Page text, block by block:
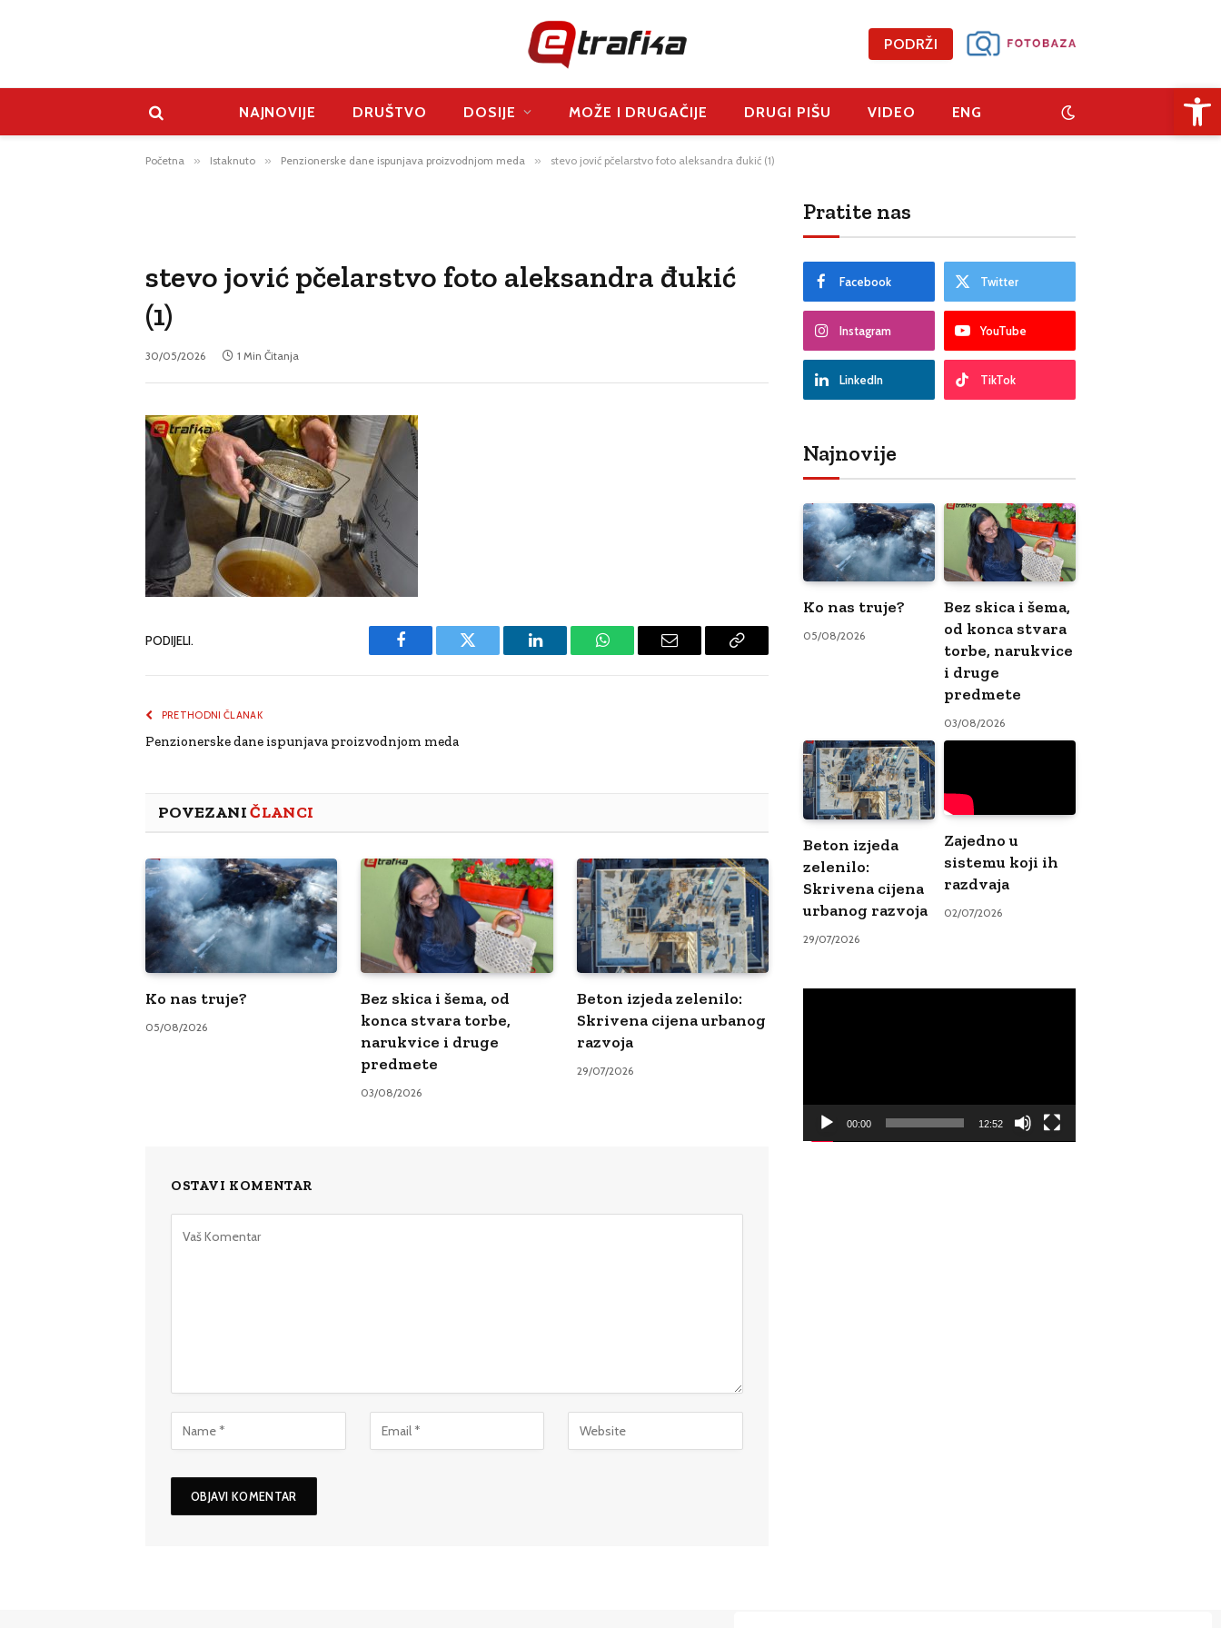
PODRŽI
NAJNOVIJE DRUŠTVO DOSIJE MOŽE I DRUGAČIJE DRUGI PIŠU VIDEO ENG
Početna » Istaknuto » Penzionerske dane ispunjava proizvodnjom meda » stevo jović pčelarstvo foto aleksandra đukić (1)
stevo jović pčelarstvo foto aleksandra đukić
(1)
30/05/2026 1 Min Čitanja
PODIJELI.
Facebook Twitter LinkedIn WhatsAppEmail
Copy
PRETHODNI ČLANAK
Penzionerske dane ispunjava proizvodnjom meda
POVEZANIČLANCI
Ko nas truje?
05/08/2026
Bez skica i šema, od
konca stvara torbe,
narukvice i druge
predmete
03/08/2026
Beton izjeda zelenilo:
Skrivena cijena urbanog
razvoja
29/07/2026
OSTAVI KOMENTAR
Pratite nas
Facebook Twitter
Instagram YouTube
LinkedIn TikTok
Najnovije
Ko nas truje?
05/08/2026
Bez skica i šema,
od konca stvara
torbe, narukvice
i druge
predmete
03/08/2026
Beton izjeda
zelenilo:
Skrivena cijena
urbanog razvoja
29/07/2026
Zajedno u
sistemu koji ih
razdvaja
02/07/2026
00:00 12:52